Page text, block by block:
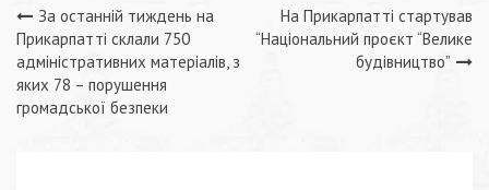
Навігація
записів
За останній тиждень на
Прикарпатті склали 750
адміністративних матеріалів, з
яких 78 – порушення
громадської безпеки
На Прикарпатті стартував
“Національний проєкт “Велике
будівництво”